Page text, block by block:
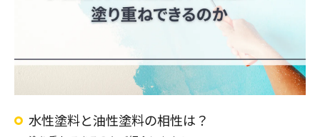
水性塗料と油性塗料の相性は？